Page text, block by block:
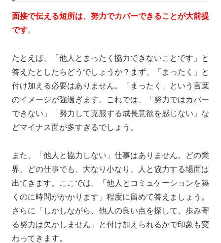
面接で伝える短所は、努力でカバーできることが大前提
です。
たとえば、「他人とまったく協力できないことです」と
答えたとしたらどうでしょうか？まず、「まったく」と
付け加える必要はありません。「まったく」という言葉
のイメージが強過ぎます。これでは、「努力ではカバー
できない」「努力して克服する成長意欲を感じない」な
どマイナス面が多すぎるでしょう。
また、「他人と協力しない」仕事はありません。どの業
界、どの仕事でも、大なり小なり、人と協力する場面は
出てきます。ここでは、「他人とコミュケーションを築
くのに時間がかかります」程度に留めて答えましょう。
さらに「しかしながら、他人の良い点を探して、歩み寄
る努力は欠かしません」と付け加えられるかで印象も変
わってきます。